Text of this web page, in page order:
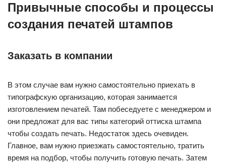
Привычные способы и процессы
создания печатей штампов
Заказать в компании
В этом случае вам нужно самостоятельно приехать в
типографскую организацию, которая занимается
изготовлением печатей. Там побеседуете с менеджером и
они предложат для вас типы категорий оттиска штампа
чтобы создать печать. Недостаток здесь очевиден.
Главное, вам нужно приезжать самостоятельно, тратить
время на подбор, чтобы получить готовую печать. Затем